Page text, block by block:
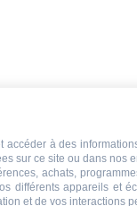
accéder à des
sur ce site ou dans nos
achats,
différents appareils et
et de vos interactions